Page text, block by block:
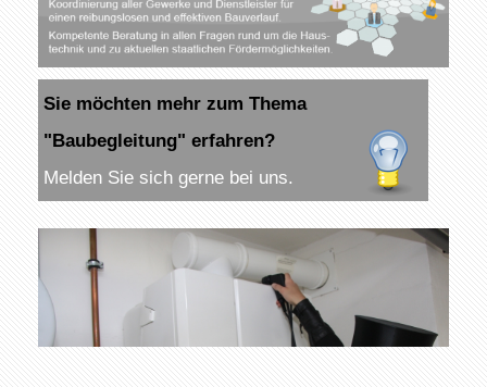
Sie möchten mehr zum Thema
"Baubegleitung" erfahren?
Melden Sie sich gerne bei uns.